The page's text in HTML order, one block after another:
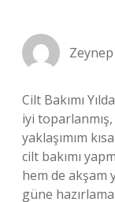
Zeynep
Cilt Bakımı
iyi
yaklaşımım
cilt bakımı
hem de akşam
güne